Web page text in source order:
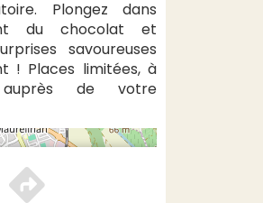
Plongez dans
du chocolat et
savoureuses
! Places limitées, à
de votre